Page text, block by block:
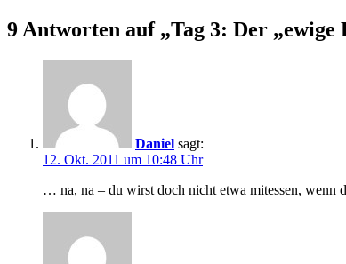
9 Antworten auf „Tag 3: Der „ewige
Daniel sagt:
12. Okt. 2011 um 10:48 Uhr
… na, na – du wirst doch nicht etwa mitessen, wenn